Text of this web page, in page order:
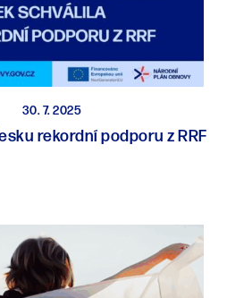
30. 7. 2025
rekordní podporu z RRF